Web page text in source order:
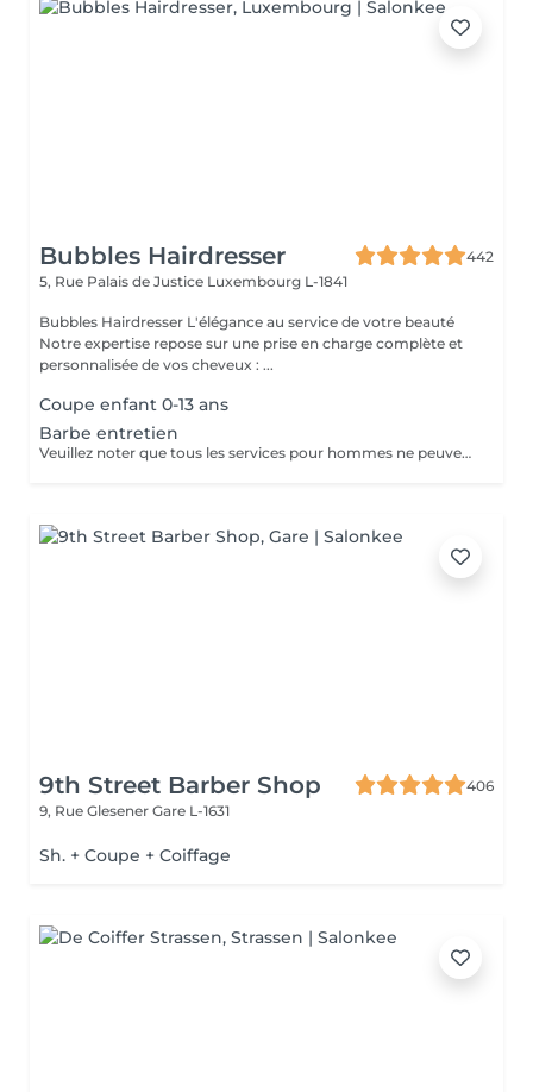
Bubbles Hairdresser
442
5, Rue Palais de Justice Luxembourg L-1841
Bubbles Hairdresser L'élégance au service de votre beauté
Notre expertise repose sur une prise en charge complète et
personnalisée de vos cheveux : ...
Coupe enfant 0-13 ans
Barbe entretien
Veuillez noter que tous les services pour hommes ne peuvent PAS être réservés en ligne. Merci d'appeler ou de passer pour réserver ces derniers. Quiconque ne respecte pas cela et réserve un service pour femme à la place ou utilise le compte d'une femme pour bloquer du temps pour le service d'un homme sera bloqué de toutes les réservations futures.
9th Street Barber Shop
406
9, Rue Glesener Gare L-1631
Sh. + Coupe + Coiffage